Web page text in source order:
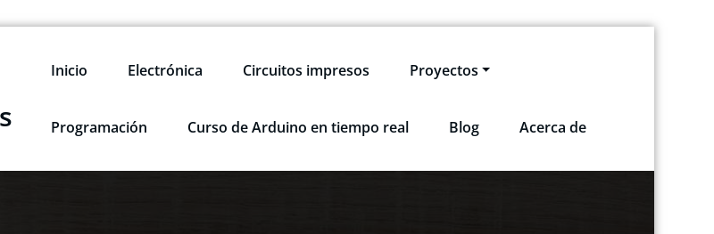
Inicio Electrónica Circuitos impresos Proyectos
Programación Curso de Arduino en tiempo real Blog Acerca de